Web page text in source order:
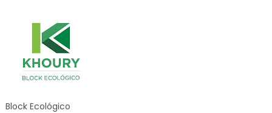
Block Ecológico